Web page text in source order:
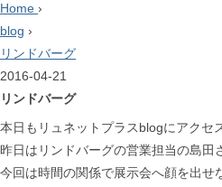
Home ›
blog ›
リンドバーグ
2016-04-21
リンドバーグ
本日もリュネットプラスblogにアクセ
昨日はリンドバーグの営業担当の島田
今回は時間の関係で展示会へ顔を出せ